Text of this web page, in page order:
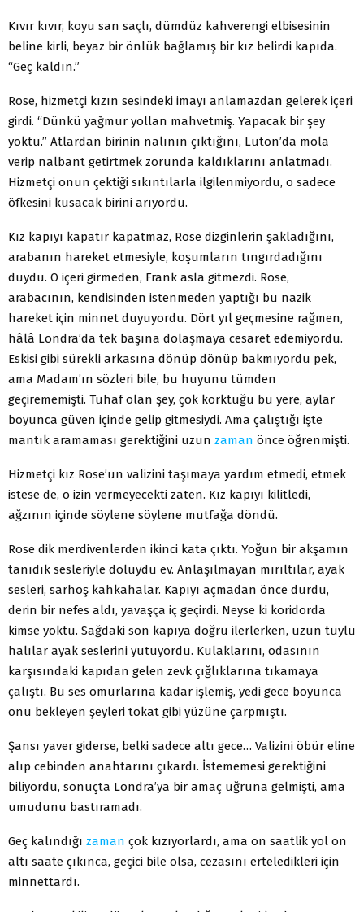
Kıvır kıvır, koyu san saçlı, dümdüz kahverengi el­bisesinin
beline kirli, beyaz bir önlük bağlamış bir kız belirdi kapıda.
“Geç kaldın.”
Rose, hizmetçi kızın sesindeki imayı anlamazdan gelerek içeri
girdi. “Dünkü yağmur yollan mahvetmiş. Yapacak bir şey
yoktu.” Atlardan birinin nalının çıktı­ğını, Luton’da mola
verip nalbant getirtmek zorunda kaldıklarını anlatmadı.
Hizmetçi onun çektiği sıkıntı­larla ilgilenmiyordu, o sadece
öfkesini kusacak birini arıyordu.
Kız kapıyı kapatır kapatmaz, Rose dizginlerin şakla­dığını,
arabanın hareket etmesiyle, koşumların tıngır­dadığını
duydu. O içeri girmeden, Frank asla gitmezdi. Rose,
arabacının, kendisinden istenmeden yaptığı bu nazik
hareket için minnet duyuyordu. Dört yıl geçme­sine rağmen,
hâlâ Londra’da tek başına dolaşmaya ce­saret edemiyordu.
Eskisi gibi sürekli arkasına dönüp dönüp bakmıyordu pek,
ama Madam’ın sözleri bile, bu huyunu tümden
geçirememişti. Tuhaf olan şey, çok korktuğu bu yere, aylar
boyunca güven içinde gelip gitmesiydi. Ama çalıştığı işte
mantık aramaması gerek­tiğini uzun zaman önce öğrenmişti.
Hizmetçi kız Rose’un valizini taşımaya yardım et­medi, etmek
istese de, o izin vermeyecekti zaten. Kız kapıyı kilitledi,
ağzının içinde söylene söylene mutfağa döndü.
Rose dik merdivenlerden ikinci kata çıktı. Yoğun bir akşamın
tanıdık sesleriyle doluydu ev. Anlaşılma­yan mırıltılar, ayak
sesleri, sarhoş kahkahalar. Kapıyı açmadan önce durdu,
derin bir nefes aldı, yavaşça iç geçirdi. Neyse ki koridorda
kimse yoktu. Sağdaki son kapıya doğru ilerlerken, uzun tüylü
halılar ayak sesle­rini yutuyordu. Kulaklarını, odasının
karşısındaki kapıdan gelen zevk çığlıklarına tıkamaya
çalıştı. Bu ses omurlarına kadar işlemiş, yedi gece boyunca
onu bek­leyen şeyleri tokat gibi yüzüne çarpmıştı.
Şansı yaver giderse, belki sadece altı gece… Valizi­ni öbür eline
alıp cebinden anahtarını çıkardı. İsteme­mesi gerektiğini
biliyordu, sonuçta Londra’ya bir amaç uğruna gelmişti, ama
umudunu bastıramadı.
Geç kalındığı zaman çok kızıyorlardı, ama on saat­lik yol on
altı saate çıkınca, geçici bile olsa, cezasını erteledikleri için
minnettardı.